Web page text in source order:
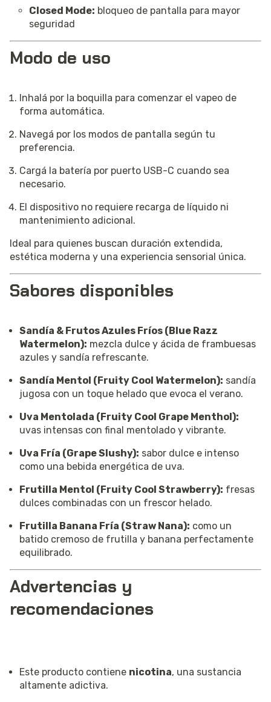
Closed Mode: bloqueo de pantalla para mayor
seguridad
Modo de uso
Inhalá por la boquilla para comenzar el vapeo de
forma automática.
Navegá por los modos de pantalla según tu
preferencia.
Cargá la batería por puerto USB-C cuando sea
necesario.
El dispositivo no requiere recarga de líquido ni
mantenimiento adicional.
Ideal para quienes buscan duración extendida,
estética moderna y una experiencia sensorial única.
Sabores disponibles
Sandía & Frutos Azules Fríos (Blue Razz
Watermelon): mezcla dulce y ácida de frambuesas
azules y sandía refrescante.
Sandía Mentol (Fruity Cool Watermelon): sandía
jugosa con un toque helado que evoca el verano.
Uva Mentolada (Fruity Cool Grape Menthol):
uvas intensas con final mentolado y vibrante.
Uva Fría (Grape Slushy): sabor dulce e intenso
como una bebida energética de uva.
Frutilla Mentol (Fruity Cool Strawberry): fresas
dulces combinadas con un frescor helado.
Frutilla Banana Fría (Straw Nana): como un
batido cremoso de frutilla y banana perfectamente
equilibrado.
Advertencias y
recomendaciones
Este producto contiene nicotina, una sustancia
altamente adictiva.